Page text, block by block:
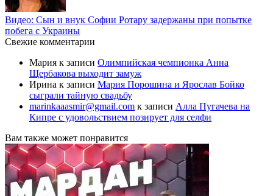
Видео: Сын и внук Софии Ротару задержаны при попытке
побега с Украины
Свежие комментарии
Мария к записи Олимпийская чемпионка Анна
Щербакова выходит замуж
Ирина к записи Мария Порошина и Ярослав Бойко
сыграли тайную свадьбу
marinkaaasmir@gmail.com к записи Алла Пугачева на
Кипре с удовольствием позирует для селфи
Вам также может понравится